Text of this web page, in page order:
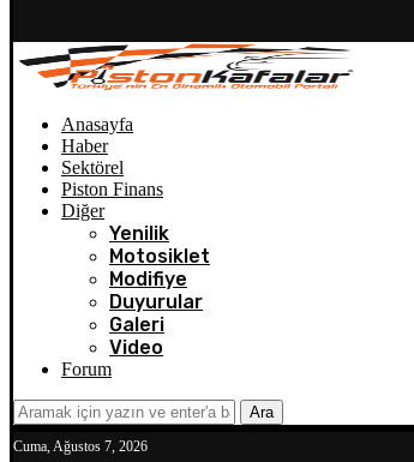
Anasayfa
Haber
Sektörel
Piston Finans
Diğer
Yenilik
Motosiklet
Modifiye
Duyurular
Galeri
Video
Forum
Ara
Cuma, Ağustos 7, 2026